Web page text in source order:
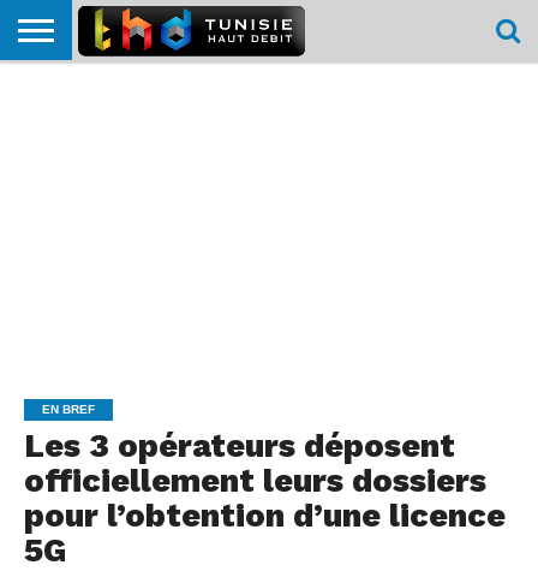
EN BREF
Les 3 opérateurs déposent
officiellement leurs dossiers
pour l’obtention d’une licence
5G